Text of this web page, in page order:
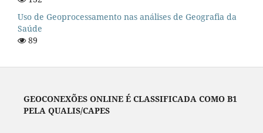
Uso de Geoprocessamento nas análises de Geografia da
Saúde
89
GEOCONEXÕES ONLINE É CLASSIFICADA COMO B1
PELA QUALIS/CAPES